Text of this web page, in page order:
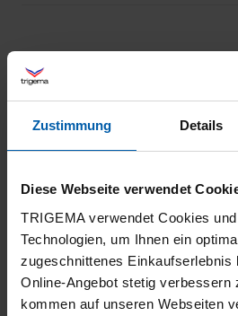
Zustimmung Details
Diese Webseite verwendet
TRIGEMA verwendet Cookies
Technologien, um Ihnen ein
zugeschnittenes Einkaufserlebnis
Online-Angebot stetig verbessern
kommen auf unseren Webseiten
5
Sehr angenehm zu tragen.